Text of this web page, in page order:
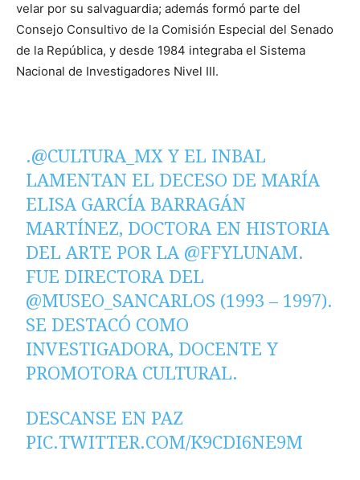
velar por su salvaguardia; además formó parte del
Consejo Consultivo de la Comisión Especial del Senado
de la República, y desde 1984 integraba el Sistema
Nacional de Investigadores Nivel III.
.@CULTURA_MX Y EL INBAL
LAMENTAN EL DECESO DE MARÍA
ELISA GARCÍA BARRAGÁN
MARTÍNEZ, DOCTORA EN HISTORIA
DEL ARTE POR LA @FFYLUNAM.
FUE DIRECTORA DEL
@MUSEO_SANCARLOS (1993 – 1997).
SE DESTACÓ COMO
INVESTIGADORA, DOCENTE Y
PROMOTORA CULTURAL.
DESCANSE EN PAZ
PIC.TWITTER.COM/K9CDI6NE9M